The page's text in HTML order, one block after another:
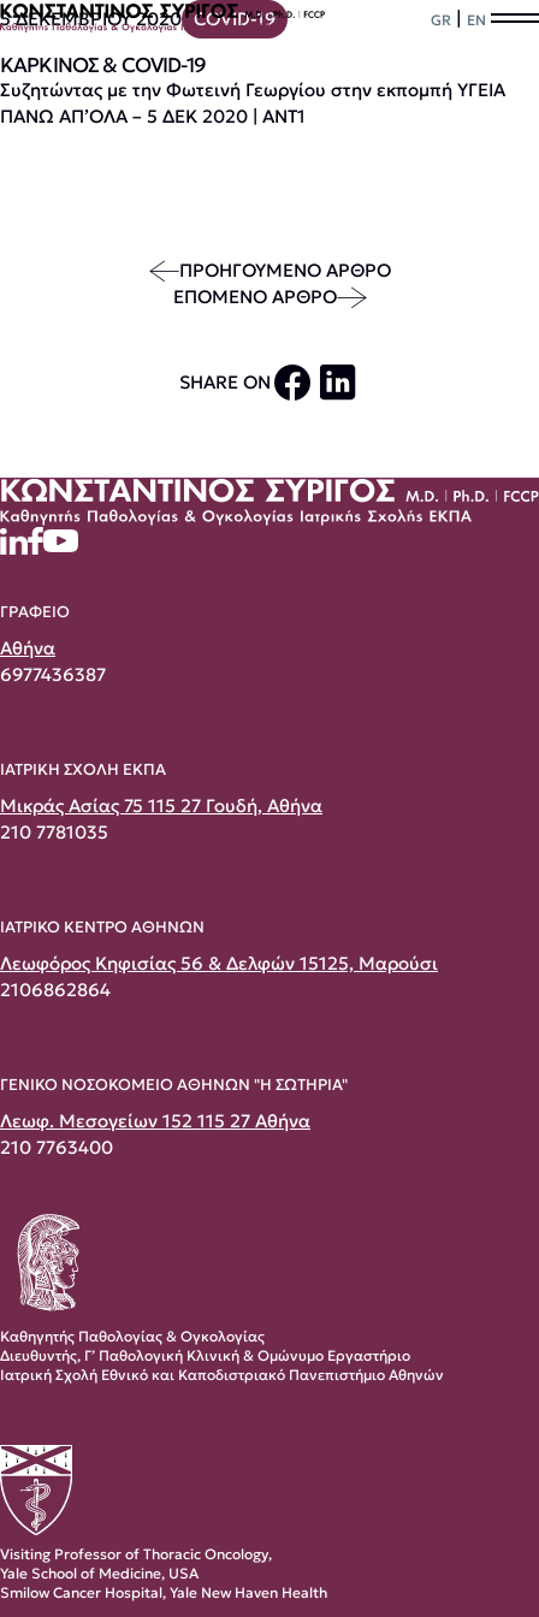
GR | EN
5 ΔΕΚΕΜΒΡΙΟΥ 2020 COVID-19
ΚΑΡΚΙΝΟΣ & COVID-19
Συζητώντας με την Φωτεινή Γεωργίου στην εκπομπή ΥΓΕΙΑ
ΠΑΝΩ ΑΠ’ΟΛΑ – 5 ΔΕΚ 2020 | ΑΝΤ1
ΠΡΟΗΓΟΥΜΕΝΟ ΑΡΘΡΟ
SHARE ON
ΕΠΟΜΕΝΟ ΑΡΘΡΟ
ΓΡΑΦΕΙΟ
Αθήνα
6977436387
ΙΑΤΡΙΚΗ ΣΧΟΛΗ ΕΚΠΑ
Μικράς Ασίας 75 115 27 Γουδή, Αθήνα
210 7781035
ΙΑΤΡΙΚΟ ΚΕΝΤΡΟ ΑΘΗΝΩΝ
Λεωφόρος Κηφισίας 56 & Δελφών 15125, Μαρούσι
2106862864
ΓΕΝΙΚΟ ΝΟΣΟΚΟΜΕΙΟ ΑΘΗΝΩΝ "Η ΣΩΤΗΡΙΑ"
Λεωφ. Μεσογείων 152 115 27 Αθήνα
210 7763400
Καθηγητής Παθολογίας & Ογκολογίας
Διευθυντής, Γ’ Παθολογική Κλινική & Ομώνυμο Εργαστήριο
Ιατρική Σχολή Εθνικό και Καποδιστριακό Πανεπιστήμιο Αθηνών
Visiting Professor of Thoracic Oncology,
Yale School of Medicine, USA
Smilow Cancer Hospital, Yale New Haven Health